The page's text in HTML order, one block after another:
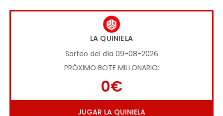
LA QUINIELA
Sorteo del día 09-08-2026
PRÓXIMO BOTE MILLONARIO:
0€
JUGAR LA QUINIELA